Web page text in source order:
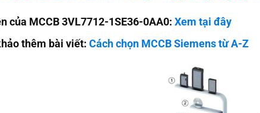
của MCCB 3VL7712-1SE36-0AA0: Xem tại đây
thêm bài viết: Cách chọn MCCB Siemens từ A-Z